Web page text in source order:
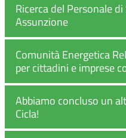
Ricerca del Personale
Assunzione
Comunità Energetica
per cittadini e imprese
Abbiamo concluso un
Cicla!